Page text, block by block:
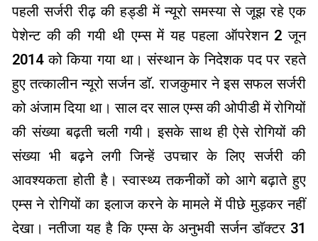
पहली सर्जरी रीढ़ की हड्डी में न्यूरो समस्या से जूझ रहे एक
पेशेन्ट की की गयी थी एम्स में यह पहला ऑपरेशन 2 जून
2014 को किया गया था। संस्थान के निदेशक पद पर रहते
हुए तत्कालीन न्यूरो सर्जन डाॅ. राजकुमार ने इस सफल सर्जरी
को अंजाम दिया था। साल दर साल एम्स की ओपीडी में रोगियों
की संख्या बढ़ती चली गयी। इसके साथ ही ऐसे रोगियों की
संख्या भी बढ़ने लगी जिन्हें उपचार के लिए सर्जरी की
आवश्यकता होती है। स्वास्थ्य तकनीकों को आगे बढ़ाते हुए
एम्स ने रोगियों का इलाज करने के मामले में पीछे मुड़कर नहीं
देखा। नतीजा यह है कि एम्स के अनुभवी सर्जन डाॅक्टर 31